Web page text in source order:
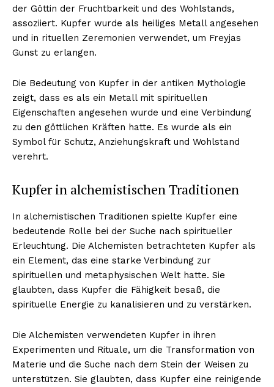
der Göttin der Fruchtbarkeit und des Wohlstands,
assoziiert. Kupfer wurde als heiliges Metall angesehen
und in rituellen Zeremonien verwendet, um Freyjas
Gunst zu erlangen.
Die Bedeutung von Kupfer in der antiken Mythologie
zeigt, dass es als ein Metall mit spirituellen
Eigenschaften angesehen wurde und eine Verbindung
zu den göttlichen Kräften hatte. Es wurde als ein
Symbol für Schutz, Anziehungskraft und Wohlstand
verehrt.
Kupfer in alchemistischen Traditionen
In alchemistischen Traditionen spielte Kupfer eine
bedeutende Rolle bei der Suche nach spiritueller
Erleuchtung. Die Alchemisten betrachteten Kupfer als
ein Element, das eine starke Verbindung zur
spirituellen und metaphysischen Welt hatte. Sie
glaubten, dass Kupfer die Fähigkeit besaß, die
spirituelle Energie zu kanalisieren und zu verstärken.
Die Alchemisten verwendeten Kupfer in ihren
Experimenten und Rituale, um die Transformation von
Materie und die Suche nach dem Stein der Weisen zu
unterstützen. Sie glaubten, dass Kupfer eine reinigende